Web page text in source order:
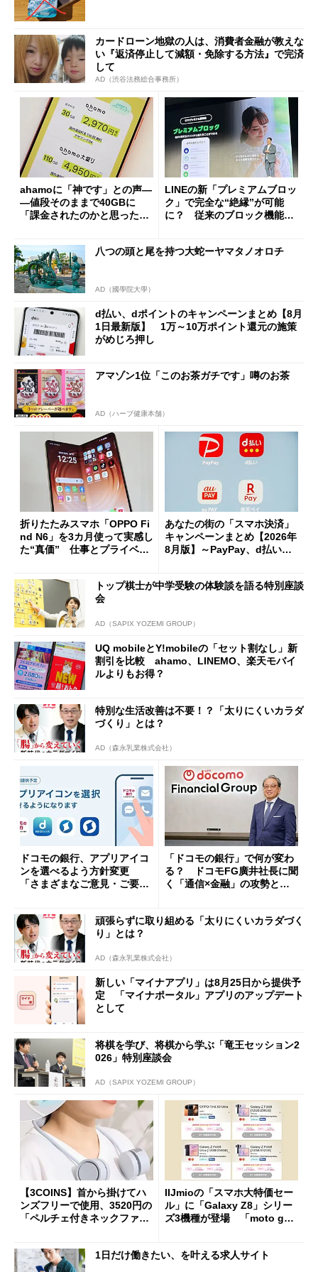
カードローン地獄の人は、消費者金融が教えな
い『返済停止して減額・免除する方法』で完済
して
AD（渋谷法務総合事務所）
ahamoに「神です」との声―
―値段そのままで40GBに
「課金されたのかと思った」
LINEの新「プレミアムブロッ
ク」で完全な“絶縁”が可能
に？ 従来のブロック機能と
八つの頭と尾を持つ大蛇ーヤマタノオロチ
AD（國學院大學）
d払い、dポイントのキャンペーンまとめ【8月
1日最新版】 1万～10万ポイント還元の施策
がめじろ押し
アマゾン1位「このお茶ガチです」噂のお茶
AD（ハーブ健康本舗）
折りたたみスマホ「OPPO Fi
nd N6」を3カ月使って実感し
た“真価” 仕事とプライベー
あなたの街の「スマホ決済」
キャンペーンまとめ【2026年
8月版】～PayPay、d払い、a
トップ棋士が中学受験の体験談を語る特別座談
会
AD（SAPIX YOZEMI GROUP）
UQ mobileとY!mobileの「セット割なし」新
割引を比較 ahamo、LINEMO、楽天モバイ
ルよりもお得？
特別な生活改善は不要！？「太りにくいカラダ
づくり」とは？
AD（森永乳業株式会社）
ドコモの銀行、アプリアイコ
ンを選べるよう方針変更
「さまざまなご意見・ご要望
「ドコモの銀行」で何が変わ
る？ ドコモFG廣井社長に聞
く「通信×金融」の攻勢とグ
頑張らずに取り組める「太りにくいカラダづく
り」とは？
AD（森永乳業株式会社）
新しい「マイナアプリ」は8月25日から提供予
定 「マイナポータル」アプリのアップデート
として
将棋を学び、将棋から学ぶ「竜王セッション2
026」特別座談会
AD（SAPIX YOZEMI GROUP）
【3COINS】首から掛けてハ
ンズフリーで使用、3520円の
「ペルチェ付きネックファ
IIJmioの「スマホ大特価セー
ル」に「Galaxy Z8」シリー
ズ3機種が登場 「moto g37
1日だけ働きたい、を叶える求人サイト